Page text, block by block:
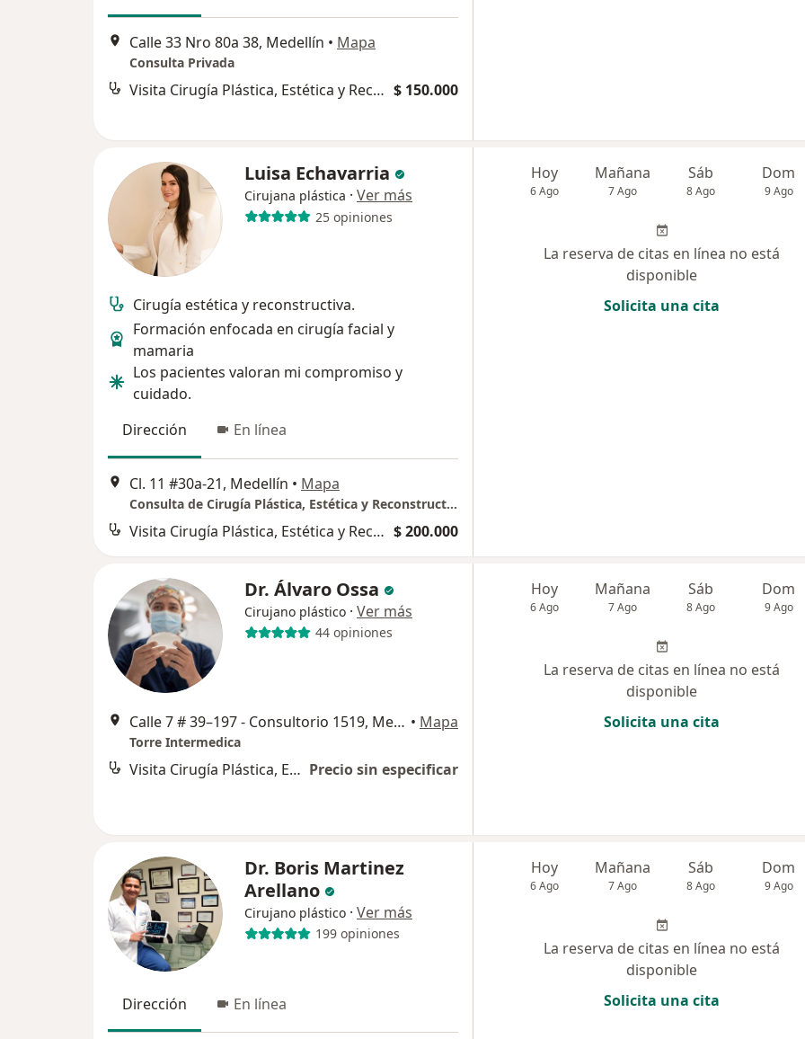
Calle 33 Nro 80a 38, Medellín • Mapa
Consulta Privada
Visita Cirugía Plástica, Estética y Reconstructiva $ 150.000
Luisa Echavarria
Cirujana plástica · Ver más
25 opiniones
Cirugía estética y reconstructiva.
Formación enfocada en cirugía facial y
mamaria
Los pacientes valoran mi compromiso y
cuidado.
Dirección
En línea
Cl. 11 #30a-21, Medellín • Mapa
Consulta de Cirugía Plástica, Estética y Reconstructiva
Visita Cirugía Plástica, Estética y Reconstructiva $ 200.000
Hoy
6 Ago
Mañana
7 Ago
Sáb
8 Ago
Dom
9 Ago
La reserva de citas en línea no está
disponible
Solicita una cita
Dr. Álvaro Ossa
Cirujano plástico · Ver más
44 opiniones
Calle 7 # 39–197 - Consultorio 1519, Medellín • Mapa
Torre Intermedica
Visita Cirugía Plástica, Estética y Reconstructiva Precio sin especificar
Hoy
6 Ago
Mañana
7 Ago
Sáb
8 Ago
Dom
9 Ago
La reserva de citas en línea no está
disponible
Solicita una cita
Dr. Boris Martinez
Arellano
Cirujano plástico · Ver más
199 opiniones
Dirección En línea
Hoy
6 Ago
Mañana
7 Ago
Sáb
8 Ago
Dom
9 Ago
La reserva de citas en línea no está
disponible
Solicita una cita